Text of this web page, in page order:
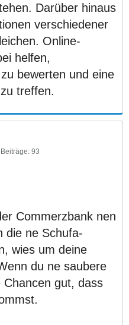
Darüber hinaus
verschiedener
Online-
helfen,
bewerten und eine
treffen.
Beiträge: 93
Commerzbank nen
die ne Schufa-
wies um deine
du ne saubere
gut, dass